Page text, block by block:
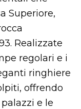
Superiore,
Realizzate
regolari e i
ringhiere
offrendo
e le